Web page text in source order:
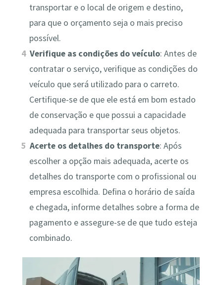
transportar e o local de origem e destino,
para que o orçamento seja o mais preciso
possível.
Verifique as condições do veículo: Antes de
contratar o serviço, verifique as condições do
veículo que será utilizado para o carreto.
Certifique-se de que ele está em bom estado
de conservação e que possui a capacidade
adequada para transportar seus objetos.
Acerte os detalhes do transporte: Após
escolher a opção mais adequada, acerte os
detalhes do transporte com o profissional ou
empresa escolhida. Defina o horário de saída
e chegada, informe detalhes sobre a forma de
pagamento e assegure-se de que tudo esteja
combinado.